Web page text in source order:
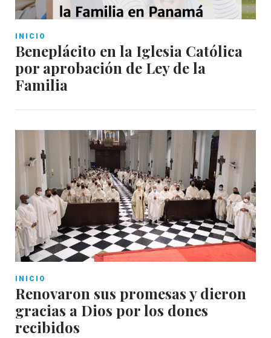
INICIO
Beneplácito en la Iglesia Católica
por aprobación de Ley de la
Familia
INICIO
Renovaron sus promesas y dieron
gracias a Dios por los dones
recibidos